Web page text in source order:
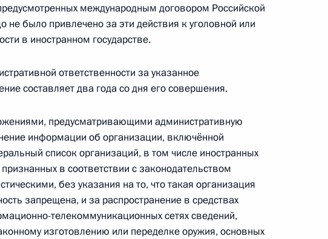
уточнение сроков доведения межбюджетных
кодекс Российской Федерации
касающимися осуществления
международным договором Российской
не было привлечено за эти действия к уголовной или
в иностранном государстве.
ответственности за указанное
составляет два года со дня его совершения.
предусматривающими административную
информации об организации, включённой
список организаций, в том числе иностранных
в соответствии с законодательством
без указания на то, что такая организация
запрещена, и за распространение в средствах
телекоммуникационных сетях сведений,
изготовлению или переделке оружия, основных